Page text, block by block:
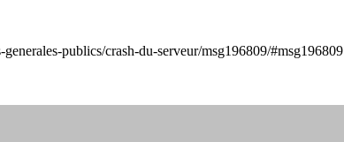
publics/crash-du-serveur/msg196809/#msg196809